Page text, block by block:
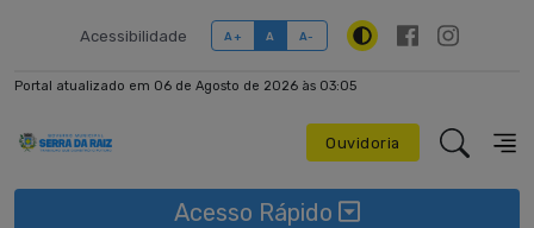
Acessibilidade A+ A A-
Portal atualizado em 06 de Agosto de 2026 às 03:05
Ouvidoria
Acesso Rápido